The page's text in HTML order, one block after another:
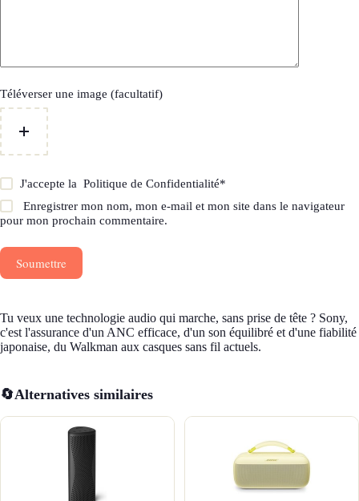
Téléverser une image (facultatif)
J'accepte laPolitique de Confidentialité*
Enregistrer mon nom, mon e-mail et mon site dans le navigateur
pour mon prochain commentaire.
Soumettre
Tu veux une technologie audio qui marche, sans prise de tête ? Sony,
c'est l'assurance d'un ANC efficace, d'un son équilibré et d'une fiabilité
japonaise, du Walkman aux casques sans fil actuels.
🔄Alternatives similaires